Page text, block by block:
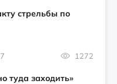
стрельбы по
1272
туда заходить»